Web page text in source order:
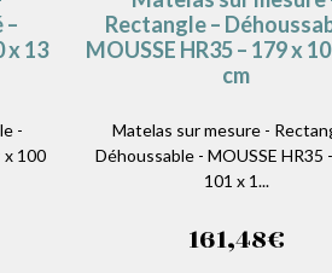
–
x 13
-
x 100
Rectangle –
MOUSSE HR35 – 179 x
cm
Matelas sur mesure -
Déhoussable - MOUSSE HR35
101 x 1...
161,48€